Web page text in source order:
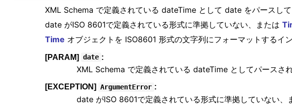
XML Schema で定義されている dateTime として date をパースして
date がISO 8601で定義されている形式に準拠していない、または
Time オブジェクトを ISO8601 形式の文字列にフォーマットするイ
[PARAM] date :
XML Schema で定義されている dateTime としてパースさ
[EXCEPTION] ArgumentError :
date がISO 8601で定義されている形式に準拠していない、